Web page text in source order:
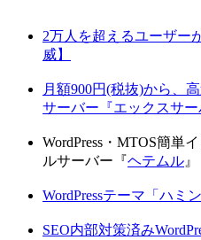
2万人を超えるユーザー
威】
月額900円(税抜)から、
サーバー『エックスサー
WordPress・MTOS簡単
ルサーバー『ヘテムル 』
WordPressテーマ「ハミ
SEO内部対策済み